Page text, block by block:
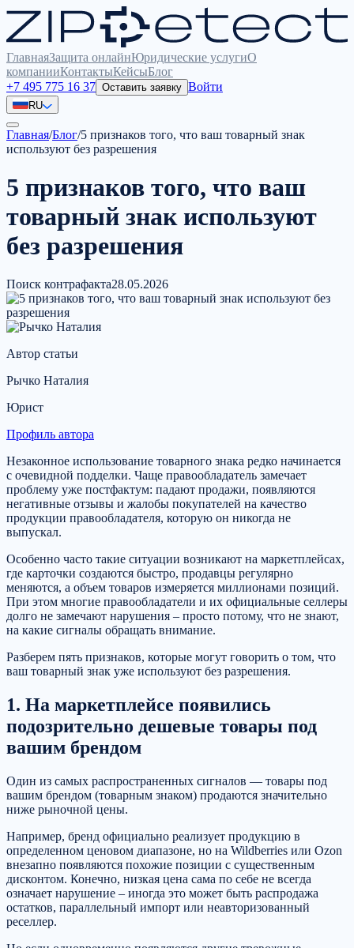
ГлавнаяЗащита онлайнЮридические услугиО
компанииКонтактыКейсыБлог
+7 495 775 16 37 Оставить заявку Войти
RU
Главная/Блог/5 признаков того, что ваш товарный знак
используют без разрешения
5 признаков того, что ваш
товарный знак используют
без разрешения
Поиск контрафакта28.05.2026
Автор статьи
Рычко Наталия
Юрист
Профиль автора
Незаконное использование товарного знака редко начинается
с очевидной подделки. Чаще правообладатель замечает
проблему уже постфактум: падают продажи, появляются
негативные отзывы и жалобы покупателей на качество
продукции правообладателя, которую он никогда не
выпускал.
Особенно часто такие ситуации возникают на маркетплейсах,
где карточки создаются быстро, продавцы регулярно
меняются, а объем товаров измеряется миллионами позиций.
При этом многие правообладатели и их официальные селлеры
долго не замечают нарушения – просто потому, что не знают,
на какие сигналы обращать внимание.
Разберем пять признаков, которые могут говорить о том, что
ваш товарный знак уже используют без разрешения.
1. На маркетплейсе появились
подозрительно дешевые товары под
вашим брендом
Один из самых распространенных сигналов — товары под
вашим брендом (товарным знаком) продаются значительно
ниже рыночной цены.
Например, бренд официально реализует продукцию в
определенном ценовом диапазоне, но на Wildberries или Ozon
внезапно появляются похожие позиции с существенным
дисконтом. Конечно, низкая цена сама по себе не всегда
означает нарушение – иногда это может быть распродажа
остатков, параллельный импорт или неавторизованный
реселлер.